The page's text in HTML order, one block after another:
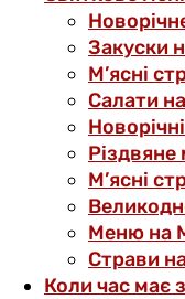
Закуски
М’ясні
Салати
М’ясні
Меню на
Страви
Коли час має